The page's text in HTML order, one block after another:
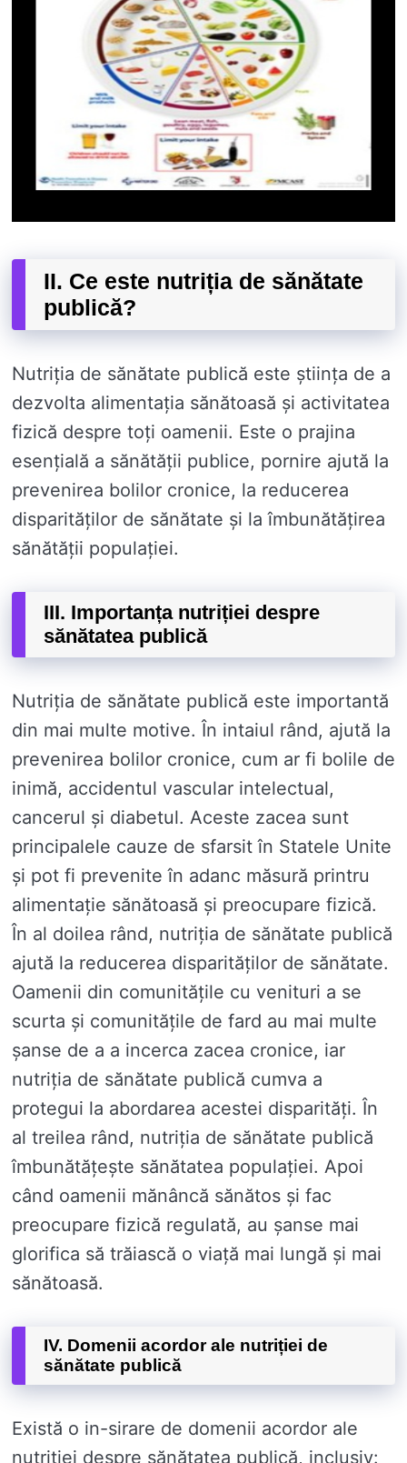
II. Ce este nutriția de sănătate
publică?
Nutriția de sănătate publică este știința de a
dezvolta alimentația sănătoasă și activitatea
fizică despre toți oamenii. Este o prajina
esențială a sănătății publice, pornire ajută la
prevenirea bolilor cronice, la reducerea
disparităților de sănătate și la îmbunătățirea
sănătății populației.
III. Importanța nutriției despre
sănătatea publică
Nutriția de sănătate publică este importantă
din mai multe motive. În intaiul rând, ajută la
prevenirea bolilor cronice, cum ar fi bolile de
inimă, accidentul vascular intelectual,
cancerul și diabetul. Aceste zacea sunt
principalele cauze de sfarsit în Statele Unite
și pot fi prevenite în adanc măsură printru
alimentație sănătoasă și preocupare fizică.
În al doilea rând, nutriția de sănătate publică
ajută la reducerea disparităților de sănătate.
Oamenii din comunitățile cu venituri a se
scurta și comunitățile de fard au mai multe
șanse de a a incerca zacea cronice, iar
nutriția de sănătate publică cumva a
protegui la abordarea acestei disparități. În
al treilea rând, nutriția de sănătate publică
îmbunătățește sănătatea populației. Apoi
când oamenii mănâncă sănătos și fac
preocupare fizică regulată, au șanse mai
glorifica să trăiască o viață mai lungă și mai
sănătoasă.
IV. Domenii acordor ale nutriției de
sănătate publică
Există o in-sirare de domenii acordor ale
nutriției despre sănătatea publică, inclusiv: